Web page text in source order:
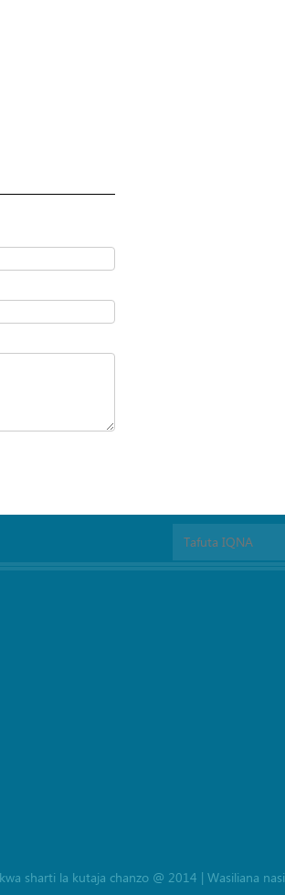
sharti la kutaja chanzo @ 2014 | Wasiliana nasi